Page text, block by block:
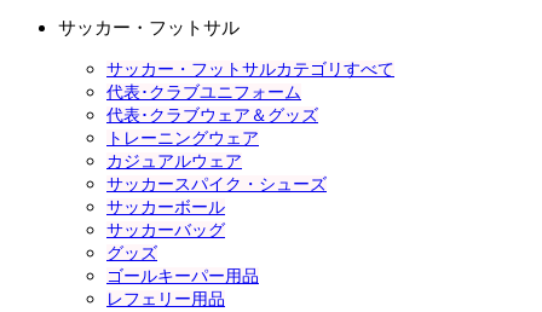
サッカー・フットサル
サッカー・フットサルカテゴリすべて
代表･クラブユニフォーム
代表･クラブウェア＆グッズ
トレーニングウェア
カジュアルウェア
サッカースパイク・シューズ
サッカーボール
サッカーバッグ
グッズ
ゴールキーパー用品
レフェリー用品